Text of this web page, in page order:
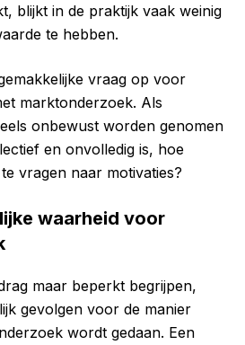
blijkt in de praktijk vaak weinig
te hebben.
vraag op voor
marktonderzoek. Als
onbewust worden genomen
en onvolledig is, hoe
vragen naar motivaties?
waarheid voor
maar beperkt begrijpen,
gevolgen voor de manier
wordt gedaan. Een